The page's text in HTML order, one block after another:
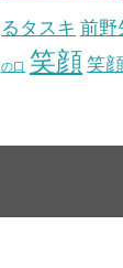
るタスキ 前野
の口 笑顔 笑